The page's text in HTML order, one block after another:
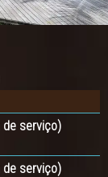
de serviço)
de serviço)